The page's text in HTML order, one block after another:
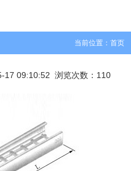
当前位置： 首页
17 09:10:52 浏览次数： 110